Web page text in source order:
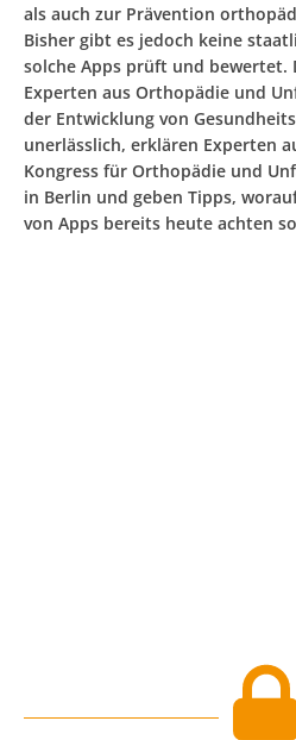
als auch zur Prävention
Bisher gibt es jedoch keine
solche Apps prüft und bewertet.
Experten aus Orthopädie und
der Entwicklung von
unerlässlich, erklären Experten
Kongress für Orthopädie und
in Berlin und geben Tipps,
von Apps bereits heute achten